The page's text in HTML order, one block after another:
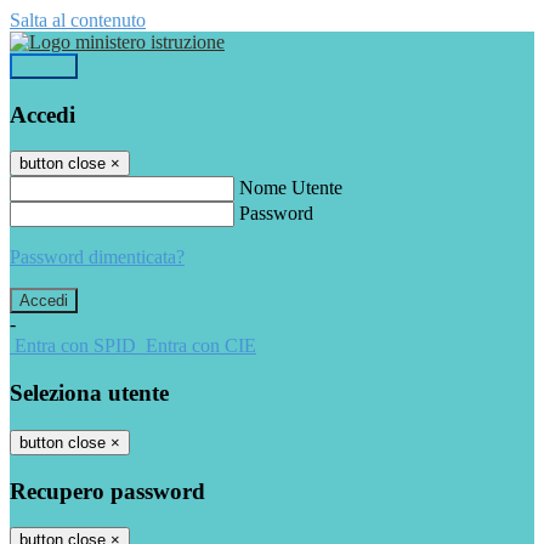
Salta al contenuto
Accedi
button close ×
Nome Utente
Password
Password dimenticata?
-
Entra con SPID Entra con CIE
Seleziona utente
button close ×
Recupero password
button close ×